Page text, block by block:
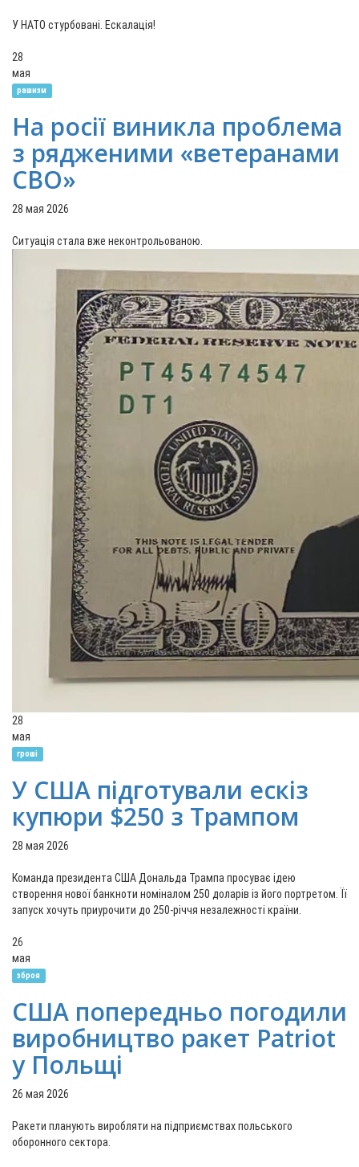
У НАТО стурбовані. Ескалація!
28
мая
рашизм
На росії виникла проблема
з рядженими «ветеранами
СВО»
28 мая 2026
Ситуація стала вже неконтрольованою.
28
мая
гроші
У США підготували ескіз
купюри $250 з Трампом
28 мая 2026
Команда президента США Дональда Трампа просуває ідею
створення нової банкноти номіналом 250 доларів із його портретом. Її
запуск хочуть приурочити до 250-річчя незалежності країни.
26
мая
зброя
США попередньо погодили
виробництво ракет Patriot
у Польщі
26 мая 2026
Ракети планують виробляти на підприємствах польського
оборонного сектора.